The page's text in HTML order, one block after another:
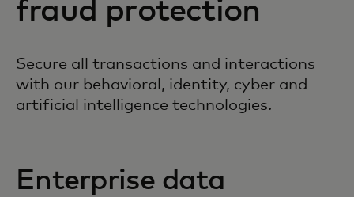
fraud protection
Secure all transactions and interactions
with our behavioral, identity, cyber and
artificial intelligence technologies.
Enterprise data